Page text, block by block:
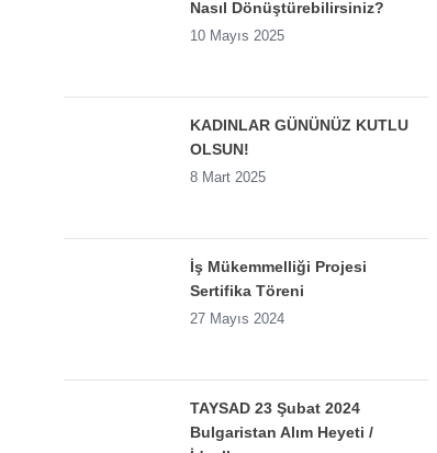
Nasıl Dönüştürebilirsiniz?
10 Mayıs 2025
KADINLAR GÜNÜNÜZ KUTLU
OLSUN!
8 Mart 2025
İş Mükemmelliği Projesi
Sertifika Töreni
27 Mayıs 2024
TAYSAD 23 Şubat 2024
Bulgaristan Alım Heyeti /